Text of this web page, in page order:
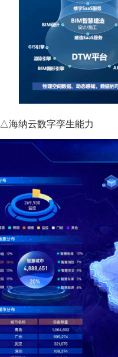
△海纳云数字孪生能力